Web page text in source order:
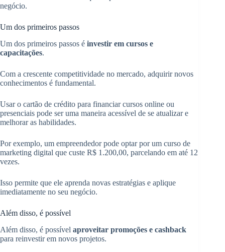
negócio.
Um dos primeiros passos
Um dos primeiros passos é investir em cursos e
capacitações.
Com a crescente competitividade no mercado, adquirir novos
conhecimentos é fundamental.
Usar o cartão de crédito para financiar cursos online ou
presenciais pode ser uma maneira acessível de se atualizar e
melhorar as habilidades.
Por exemplo, um empreendedor pode optar por um curso de
marketing digital que custe R$ 1.200,00, parcelando em até 12
vezes.
Isso permite que ele aprenda novas estratégias e aplique
imediatamente no seu negócio.
Além disso, é possível
Além disso, é possível aproveitar promoções e cashback
para reinvestir em novos projetos.